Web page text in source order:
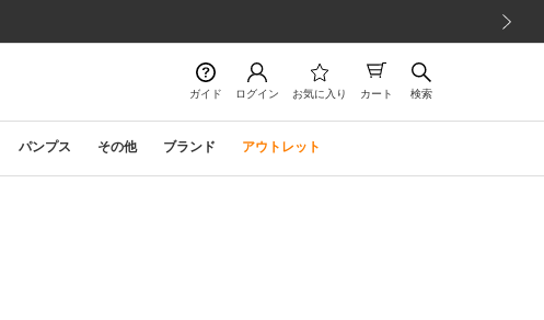
ガイド ログイン お気に入り カート 検索
パンプス その他 ブランド アウトレット